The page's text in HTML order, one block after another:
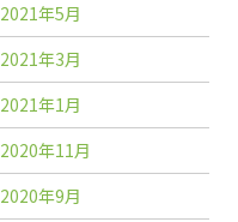
2021年5月
2021年3月
2021年1月
2020年11月
2020年9月